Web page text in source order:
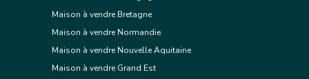
Maison à vendre Bretagne
Maison à vendre Normandie
Maison à vendre Nouvelle Aquitaine
Maison à vendre Grand Est